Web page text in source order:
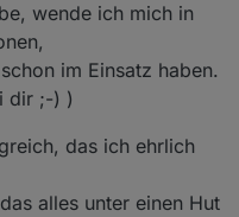
eine Möglichkeit direkt
Hier gibt es
gar nirgends auftauchen
MQTT-Client Adapter
ist sehr mühsam.
subscriben geht gar nicht -
den iobroker wechseln
mosquitto andocken
MQTT_Client Adapter
ob ich den Thread noch
51468/solved-
wende ich mich in
im Einsatz haben.
dir ;-) )
das ich ehrlich
alles unter einen Hut